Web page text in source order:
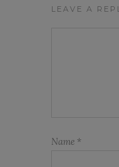
LEAVE A
Name *